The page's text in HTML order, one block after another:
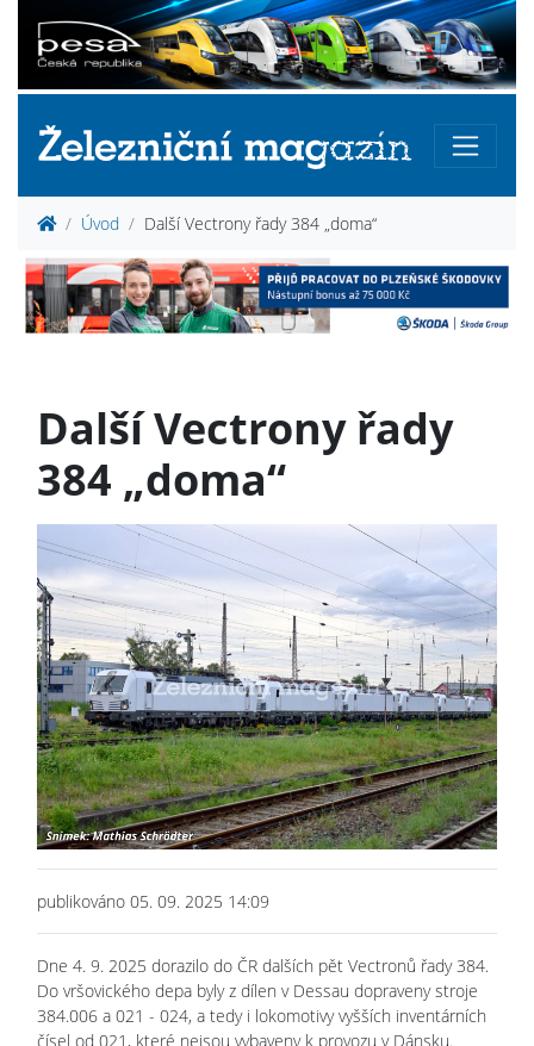
Úvod Další Vectrony řady 384 „doma“
Další Vectrony řady
384 „doma“
publikováno 05. 09. 2025 14:09
Dne 4. 9. 2025 dorazilo do ČR dalších pět Vectronů řady 384.
Do vršovického depa byly z dílen v Dessau dopraveny stroje
384.006 a 021 - 024, a tedy i lokomotivy vyšších inventárních
čísel od 021, které nejsou vybaveny k provozu v Dánsku.